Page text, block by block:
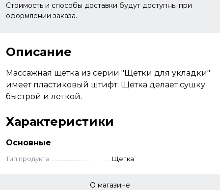
Стоимость и способы доставки будут доступны при
оформлении заказа.
Описание
Массажная щетка из серии "Щетки для укладки"
имеет пластиковый штифт. Щетка делает сушку
быстрой и легкой.
Характеристики
Основные
Тип продукта Щетка
О магазине